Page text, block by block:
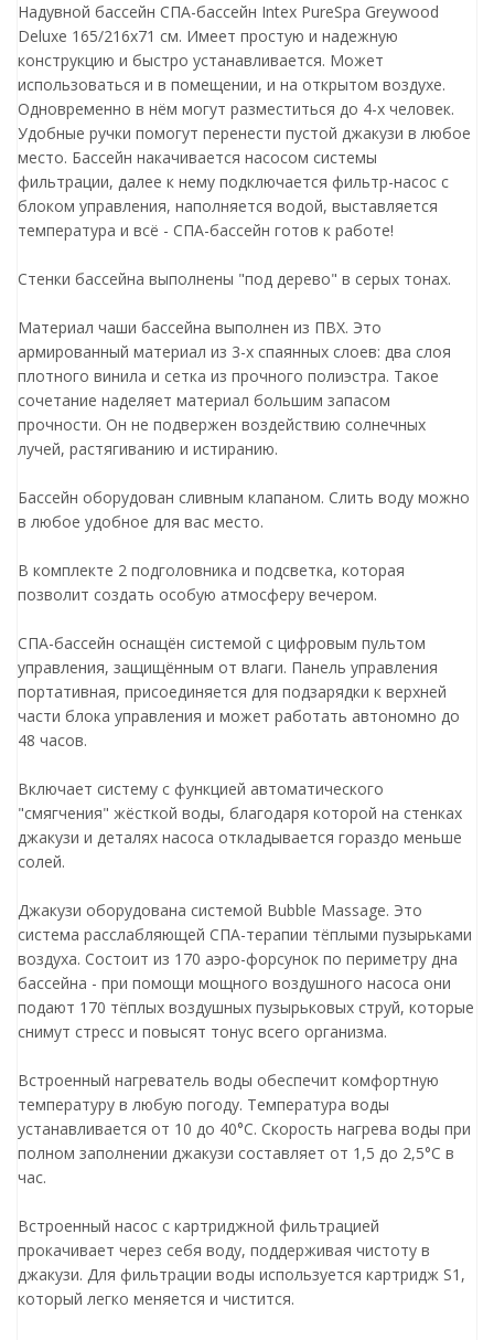
Надувной бассейн СПА-бассейн Intex PureSpa Greywood
Deluxe 165/216х71 см. Имеет простую и надежную
конструкцию и быстро устанавливается. Может
использоваться и в помещении, и на открытом воздухе.
Одновременно в нём могут разместиться до 4-х человек.
Удобные ручки помогут перенести пустой джакузи в любое
место. Бассейн накачивается насосом системы
фильтрации, далее к нему подключается фильтр-насос с
блоком управления, наполняется водой, выставляется
температура и всё - СПА-бассейн готов к работе!
Стенки бассейна выполнены "под дерево" в серых тонах.
Материал чаши бассейна выполнен из ПВХ. Это
армированный материал из 3-х спаянных слоев: два слоя
плотного винила и сетка из прочного полиэстра. Такое
сочетание наделяет материал большим запасом
прочности. Он не подвержен воздействию солнечных
лучей, растягиванию и истиранию.
Бассейн оборудован сливным клапаном. Слить воду можно
в любое удобное для вас место.
В комплекте 2 подголовника и подсветка, которая
позволит создать особую атмосферу вечером.
СПА-бассейн оснащён системой с цифровым пультом
управления, защищённым от влаги. Панель управления
портативная, присоединяется для подзарядки к верхней
части блока управления и может работать автономно до
48 часов.
Включает систему с функцией автоматического
"смягчения" жёсткой воды, благодаря которой на стенках
джакузи и деталях насоса откладывается гораздо меньше
солей.
Джакузи оборудована системой Bubble Massage. Это
система расслабляющей СПА-терапии тёплыми пузырьками
воздуха. Состоит из 170 аэро-форсунок по периметру дна
бассейна - при помощи мощного воздушного насоса они
подают 170 тёплых воздушных пузырьковых струй, которые
снимут стресс и повысят тонус всего организма.
Встроенный нагреватель воды обеспечит комфортную
температуру в любую погоду. Температура воды
устанавливается от 10 до 40°С. Скорость нагрева воды при
полном заполнении джакузи составляет от 1,5 до 2,5°С в
час.
Встроенный насос с картриджной фильтрацией
прокачивает через себя воду, поддерживая чистоту в
джакузи. Для фильтрации воды используется картридж S1,
который легко меняется и чистится.